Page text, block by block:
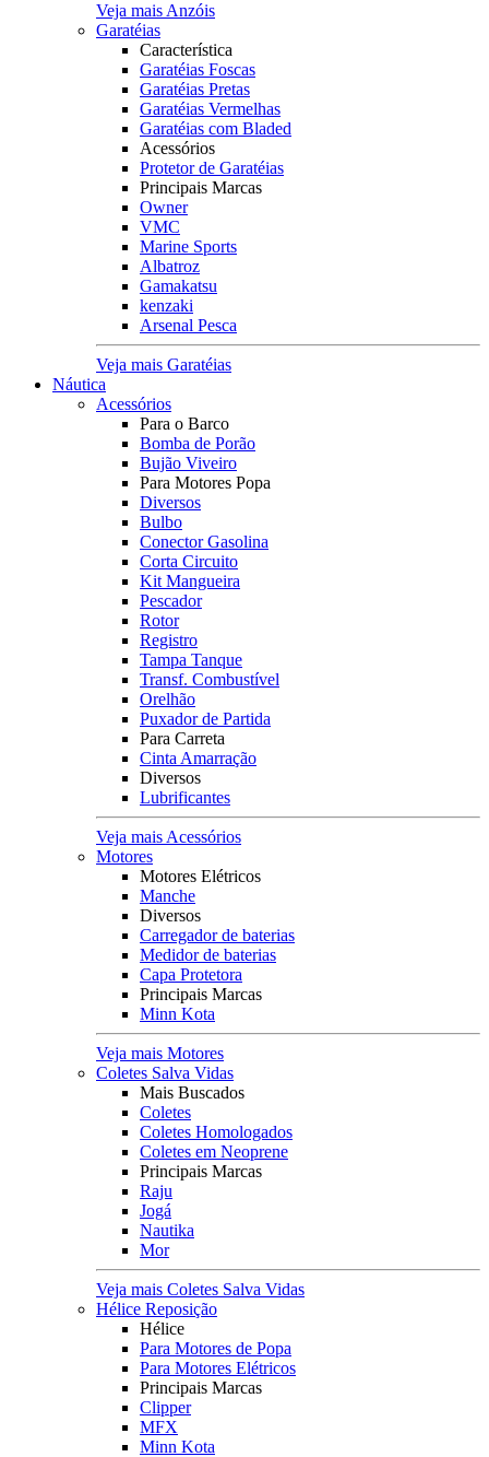
Veja mais Anzóis
Garatéias
Característica
Garatéias Foscas
Garatéias Pretas
Garatéias Vermelhas
Garatéias com Bladed
Acessórios
Protetor de Garatéias
Principais Marcas
Owner
VMC
Marine Sports
Albatroz
Gamakatsu
kenzaki
Arsenal Pesca
Veja mais Garatéias
Náutica
Acessórios
Para o Barco
Bomba de Porão
Bujão Viveiro
Para Motores Popa
Diversos
Bulbo
Conector Gasolina
Corta Circuito
Kit Mangueira
Pescador
Rotor
Registro
Tampa Tanque
Transf. Combustível
Orelhão
Puxador de Partida
Para Carreta
Cinta Amarração
Diversos
Lubrificantes
Veja mais Acessórios
Motores
Motores Elétricos
Manche
Diversos
Carregador de baterias
Medidor de baterias
Capa Protetora
Principais Marcas
Minn Kota
Veja mais Motores
Coletes Salva Vidas
Mais Buscados
Coletes
Coletes Homologados
Coletes em Neoprene
Principais Marcas
Raju
Jogá
Nautika
Mor
Veja mais Coletes Salva Vidas
Hélice Reposição
Hélice
Para Motores de Popa
Para Motores Elétricos
Principais Marcas
Clipper
MFX
Minn Kota